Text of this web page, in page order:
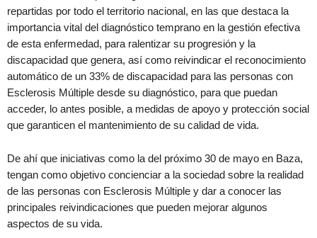
repartidas por todo el territorio nacional, en las que destaca la
importancia vital del diagnóstico temprano en la gestión efectiva
de esta enfermedad, para ralentizar su progresión y la
discapacidad que genera, así como reivindicar el reconocimiento
automático de un 33% de discapacidad para las personas con
Esclerosis Múltiple desde su diagnóstico, para que puedan
acceder, lo antes posible, a medidas de apoyo y protección social
que garanticen el mantenimiento de su calidad de vida.
De ahí que iniciativas como la del próximo 30 de mayo en Baza,
tengan como objetivo concienciar a la sociedad sobre la realidad
de las personas con Esclerosis Múltiple y dar a conocer las
principales reivindicaciones que pueden mejorar algunos
aspectos de su vida.